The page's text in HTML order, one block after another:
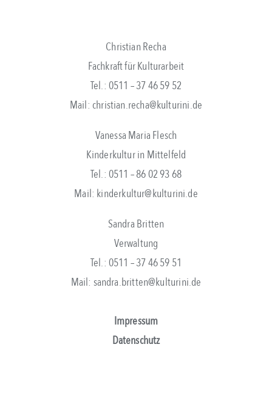
Christian Recha
Fachkraft für Kulturarbeit
Tel.: 0511 – 37 46 59 52
Mail: christian.recha@kulturini.de
Vanessa Maria Flesch
Kinderkultur in Mittelfeld
Tel.: 0511 – 86 02 93 68
Mail: kinderkultur@kulturini.de
Sandra Britten
Verwaltung
Tel.: 0511 – 37 46 59 51
Mail: sandra.britten@kulturini.de
Impressum
Datenschutz